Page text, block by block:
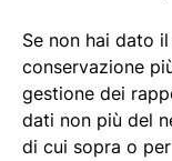
Se non hai dato
conservazione
gestione dei
dati non più del
di cui sopra o